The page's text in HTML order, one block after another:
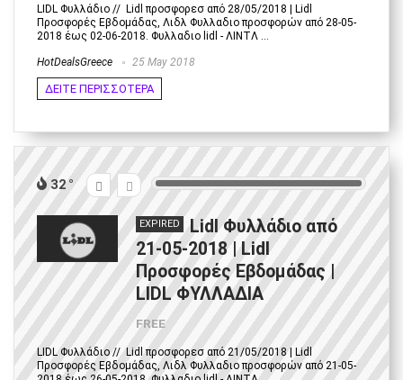
LIDL Φυλλάδιο // Lidl προσφορεσ από 28/05/2018 | Lidl
Προσφορές Εβδομάδας, Λιδλ Φυλλαδιο προσφορών από 28-05-
2018 έως 02-06-2018. Φυλλαδιο lidl - ΛΙΝΤΛ ...
HotDealsGreece 25 May 2018
ΔΕΙΤΕ ΠΕΡΙΣΣΟΤΕΡΑ
32
EXPIRED
Lidl Φυλλάδιο από
21-05-2018 | Lidl
Προσφορές Εβδομάδας |
LIDL ΦΥΛΛΑΔΙΑ
FREE
LIDL Φυλλάδιο // Lidl προσφορεσ από 21/05/2018 | Lidl
Προσφορές Εβδομάδας, Λιδλ Φυλλαδιο προσφορών από 21-05-